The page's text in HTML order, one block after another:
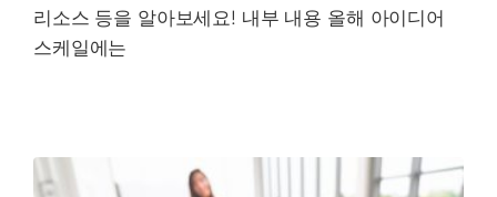
리소스 등을 알아보세요! 내부 내용 올해 아이디어
스케일에는